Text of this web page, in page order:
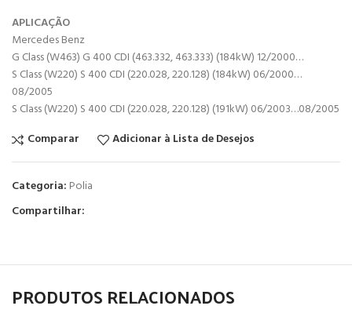
APLICAÇÃO
Mercedes Benz
G Class (W463) G 400 CDI (463.332, 463.333) (184kW) 12/2000…
S Class (W220) S 400 CDI (220.028, 220.128) (184kW) 06/2000…
08/2005
S Class (W220) S 400 CDI (220.028, 220.128) (191kW) 06/2003…08/2005
Comparar
Adicionar à Lista de Desejos
Categoria: Polia
Compartilhar:
PRODUTOS RELACIONADOS